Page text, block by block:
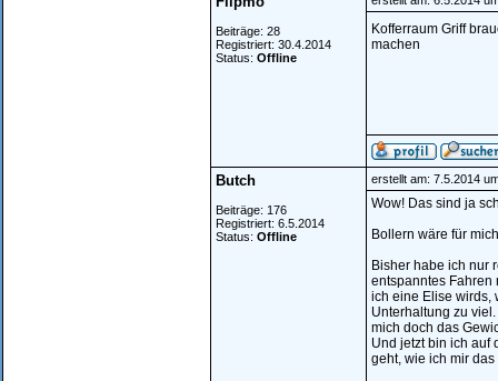
Beiträge: 28
Registriert: 30.4.2014
Status: Offline
Kofferraum Griff
machen
Butch
Beiträge: 176
Registriert: 6.5.2014
Status: Offline
erstellt am: 7.5.2014
Wow! Das sind ja
Bollern wäre für
Bisher habe ich nur
entspanntes Fahren
ich eine Elise wirds,
Unterhaltung zu
mich doch das
Und jetzt bin ich auf
geht, wie ich mir